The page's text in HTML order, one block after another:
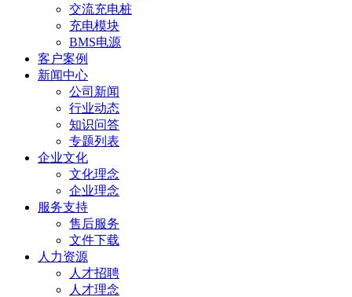
交流充电桩
充电模块
BMS电源
客户案例
新闻中心
公司新闻
行业动态
知识问答
专题列表
企业文化
文化理念
企业理念
服务支持
售后服务
文件下载
人力资源
人才招聘
人才理念